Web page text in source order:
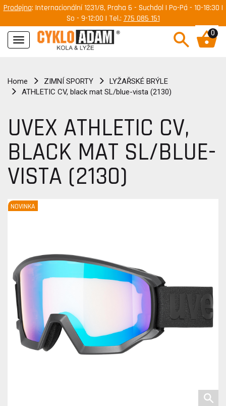
Prodejna: Internacionální 1231/8, Praha 6 - Suchdol | Po-Pá - 10-18:30 |
So - 9-12:00 | Tel.: 775 085 151
Navigace
0
Home ZIMNÍ SPORTY
LYŽAŘSKÉ BRÝLE
ATHLETIC CV, black mat SL/blue-vista (2130)
UVEX ATHLETIC CV,
BLACK MAT SL/BLUE-
VISTA (2130)
NOVINKA